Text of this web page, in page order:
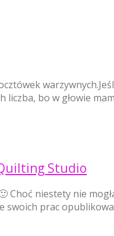
liczba, bo w głowie
Studio
Choć niestety nie
swoich prac